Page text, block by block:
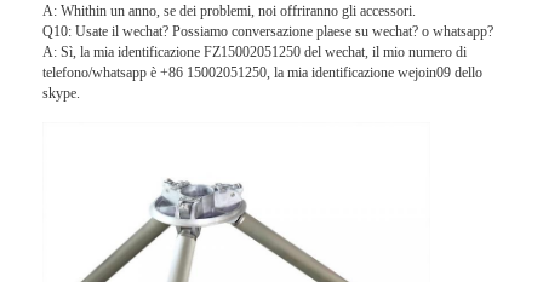
Parcheggio / Garage serratura
A: Whithin un anno, se dei problemi, noi offriranno gli accessori.
Q10: Usate il wechat? Possiamo conversazione plaese su wechat? o whatsapp?
A: Sì, la mia identificazione FZ15002051250 del wechat, il mio numero di
telefono/whatsapp è +86 15002051250, la mia identificazione wejoin09 dello
skype.